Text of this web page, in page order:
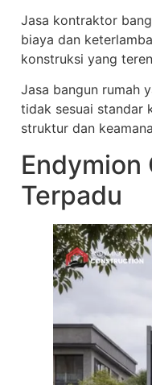
Jasa kontraktor
biaya dan
konstruksi yang
Jasa bangun rumah
tidak sesuai standar
struktur dan
Terpadu